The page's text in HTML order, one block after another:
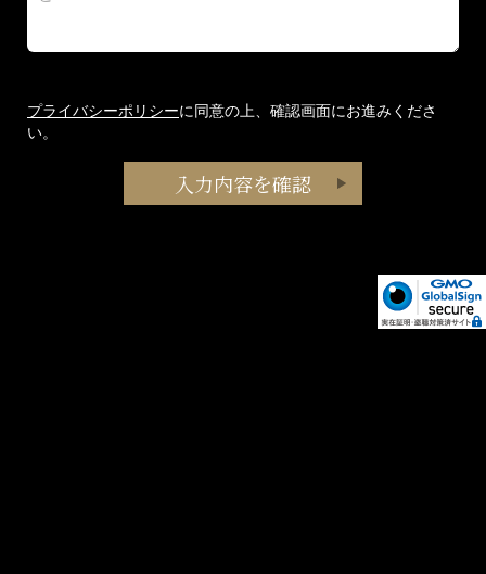
プライバシーポリシーに同意の上、確認画面にお進みくださ
い。